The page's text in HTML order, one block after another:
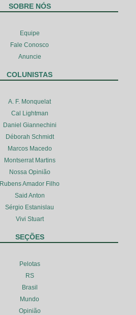
SOBRE NÓS
Equipe
Fale Conosco
Anuncie
COLUNISTAS
A. F. Monquelat
Cal Lightman
Daniel Giannechini
Déborah Schmidt
Marcos Macedo
Montserrat Martins
Nossa Opinião
Rubens Amador Filho
Said Anton
Sérgio Estanislau
Vivi Stuart
SEÇÕES
Pelotas
RS
Brasil
Mundo
Opinião